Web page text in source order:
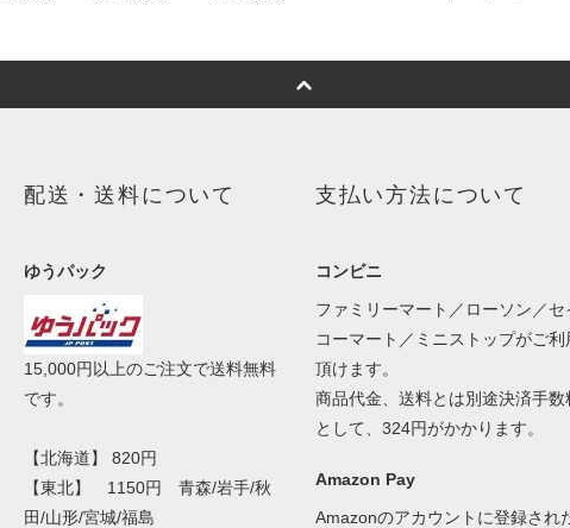
配送・送料について
ゆうパック
15,000円以上のご注文で送料無料
です。
【北海道】 820円
【東北】 1150円 青森/岩手/秋
田/山形/宮城/福島
支払い方法について
コンビニ
ファミリーマート／ローソン／セ
コーマート／ミニストップがご利
頂けます。
商品代金、送料とは別途決済手数
として、324円がかかります。
Amazon Pay
Amazonのアカウントに登録され